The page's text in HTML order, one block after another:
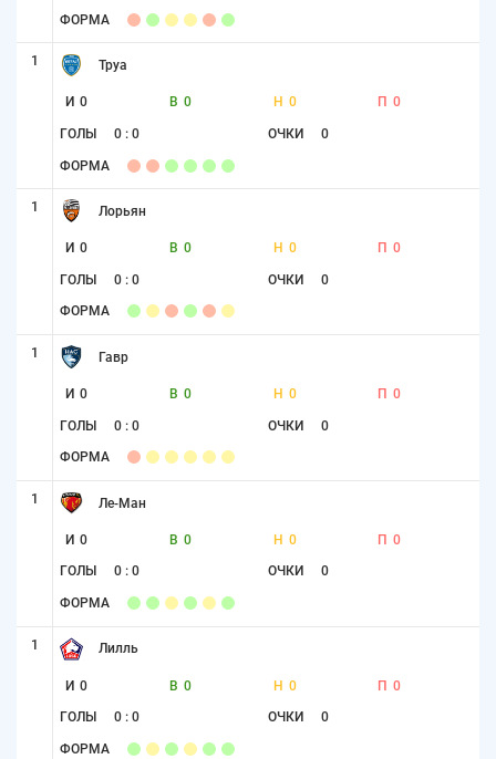
ФОРМА
1 Труа
И 0 В 0 Н 0 П 0
ГОЛЫ 0 : 0 ОЧКИ 0
ФОРМА
1 Лорьян
И 0 В 0 Н 0 П 0
ГОЛЫ 0 : 0 ОЧКИ 0
ФОРМА
1 Гавр
И 0 В 0 Н 0 П 0
ГОЛЫ 0 : 0 ОЧКИ 0
ФОРМА
1 Ле-Ман
И 0 В 0 Н 0 П 0
ГОЛЫ 0 : 0 ОЧКИ 0
ФОРМА
1 Лилль
И 0 В 0 Н 0 П 0
ГОЛЫ 0 : 0 ОЧКИ 0
ФОРМА